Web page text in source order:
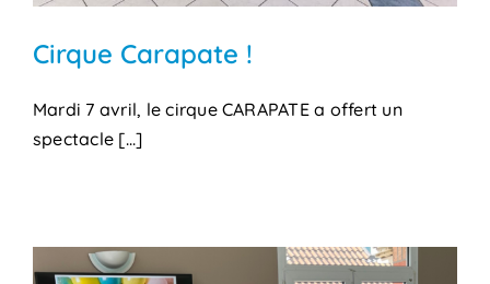
Cirque Carapate !
Mardi 7 avril, le cirque CARAPATE a offert un
spectacle [...]